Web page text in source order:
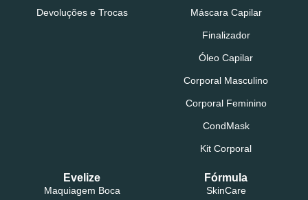
Devoluções e Trocas Máscara Capilar
Finalizador
Óleo Capilar
Corporal Masculino
Corporal Feminino
CondMask
Kit Corporal
Evelize
Maquiagem Boca
Fórmula
SkinCare